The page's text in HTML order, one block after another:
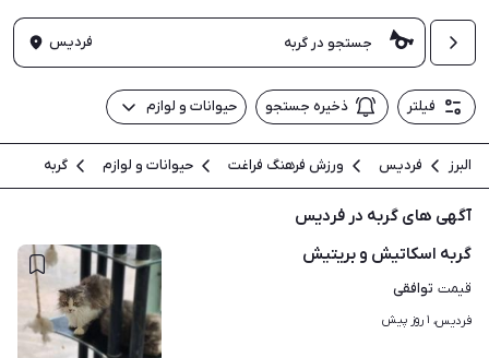
فردیس
فیلتر ذخیره جستجو حیوانات و لوازم
البرز فردیس ورزش فرهنگ فراغت حیوانات و لوازم گربه
آگهی های گربه در فردیس
گربه اسکاتیش و بریتیش
قیمت توافقی
فردیس، ۱ روز پیش